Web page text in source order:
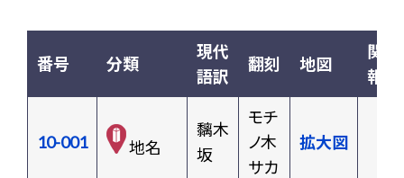
番号 分類
現代
語訳
翻刻 地図
関連
報
10-001 地名
黐木
坂
モチ
ノ木
サカ
拡大図